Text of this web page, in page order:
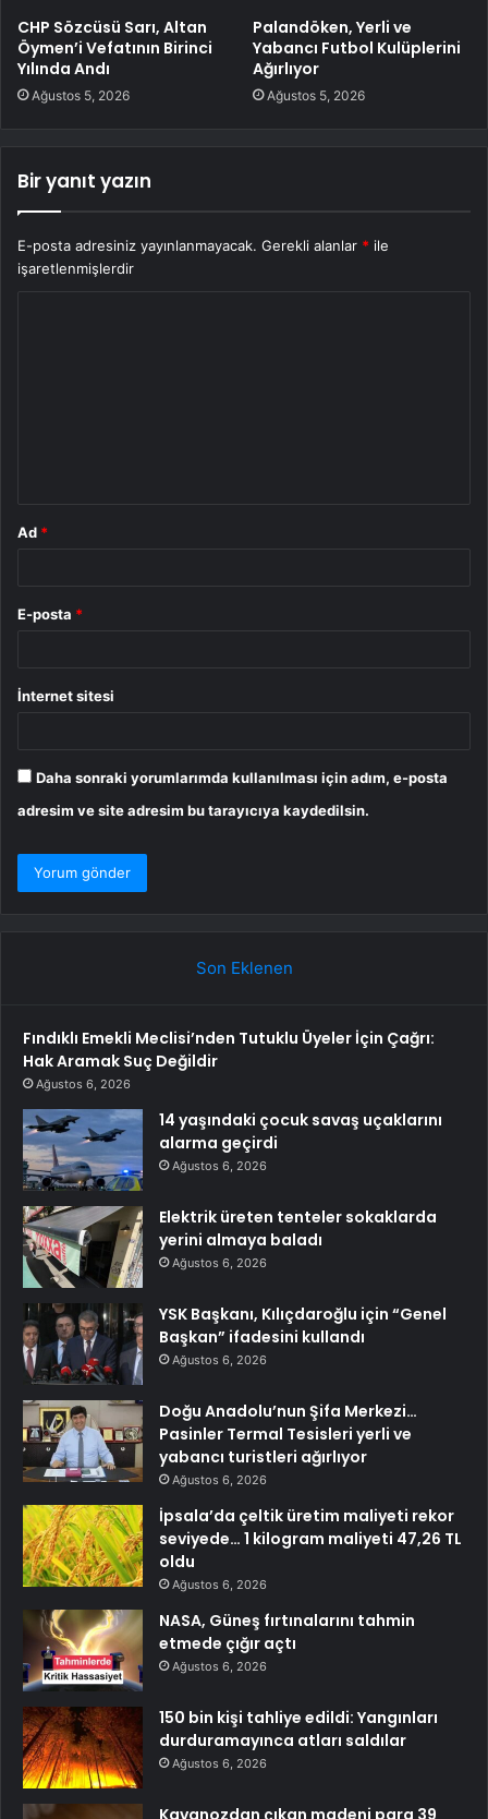
CHP Sözcüsü Sarı, Altan
Öymen’i Vefatının Birinci
Yılında Andı
Ağustos 5, 2026
Palandöken, Yerli ve
Yabancı Futbol Kulüplerini
Ağırlıyor
Ağustos 5, 2026
Bir yanıt yazın
E-posta adresiniz yayınlanmayacak. Gerekli alanlar * ile
işaretlenmişlerdir
Ad *
E-posta *
İnternet sitesi
Daha sonraki yorumlarımda kullanılması için adım, e-posta
adresim ve site adresim bu tarayıcıya kaydedilsin.
Son Eklenen
Fındıklı Emekli Meclisi’nden Tutuklu Üyeler İçin Çağrı:
Hak Aramak Suç Değildir
Ağustos 6, 2026
14 yaşındaki çocuk savaş uçaklarını
alarma geçirdi
Ağustos 6, 2026
Elektrik üreten tenteler sokaklarda
yerini almaya baladı
Ağustos 6, 2026
YSK Başkanı, Kılıçdaroğlu için “Genel
Başkan” ifadesini kullandı
Ağustos 6, 2026
Doğu Anadolu’nun Şifa Merkezi…
Pasinler Termal Tesisleri yerli ve
yabancı turistleri ağırlıyor
Ağustos 6, 2026
İpsala’da çeltik üretim maliyeti rekor
seviyede… 1 kilogram maliyeti 47,26 TL
oldu
Ağustos 6, 2026
NASA, Güneş fırtınalarını tahmin
etmede çığır açtı
Ağustos 6, 2026
150 bin kişi tahliye edildi: Yangınları
durduramayınca atları saldılar
Ağustos 6, 2026
Kavanozdan çıkan madeni para 39